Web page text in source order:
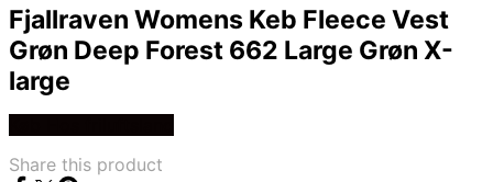
Fjallraven Womens Keb Fleece Vest
Grøn Deep Forest 662 Large Grøn X-
large
Share this product